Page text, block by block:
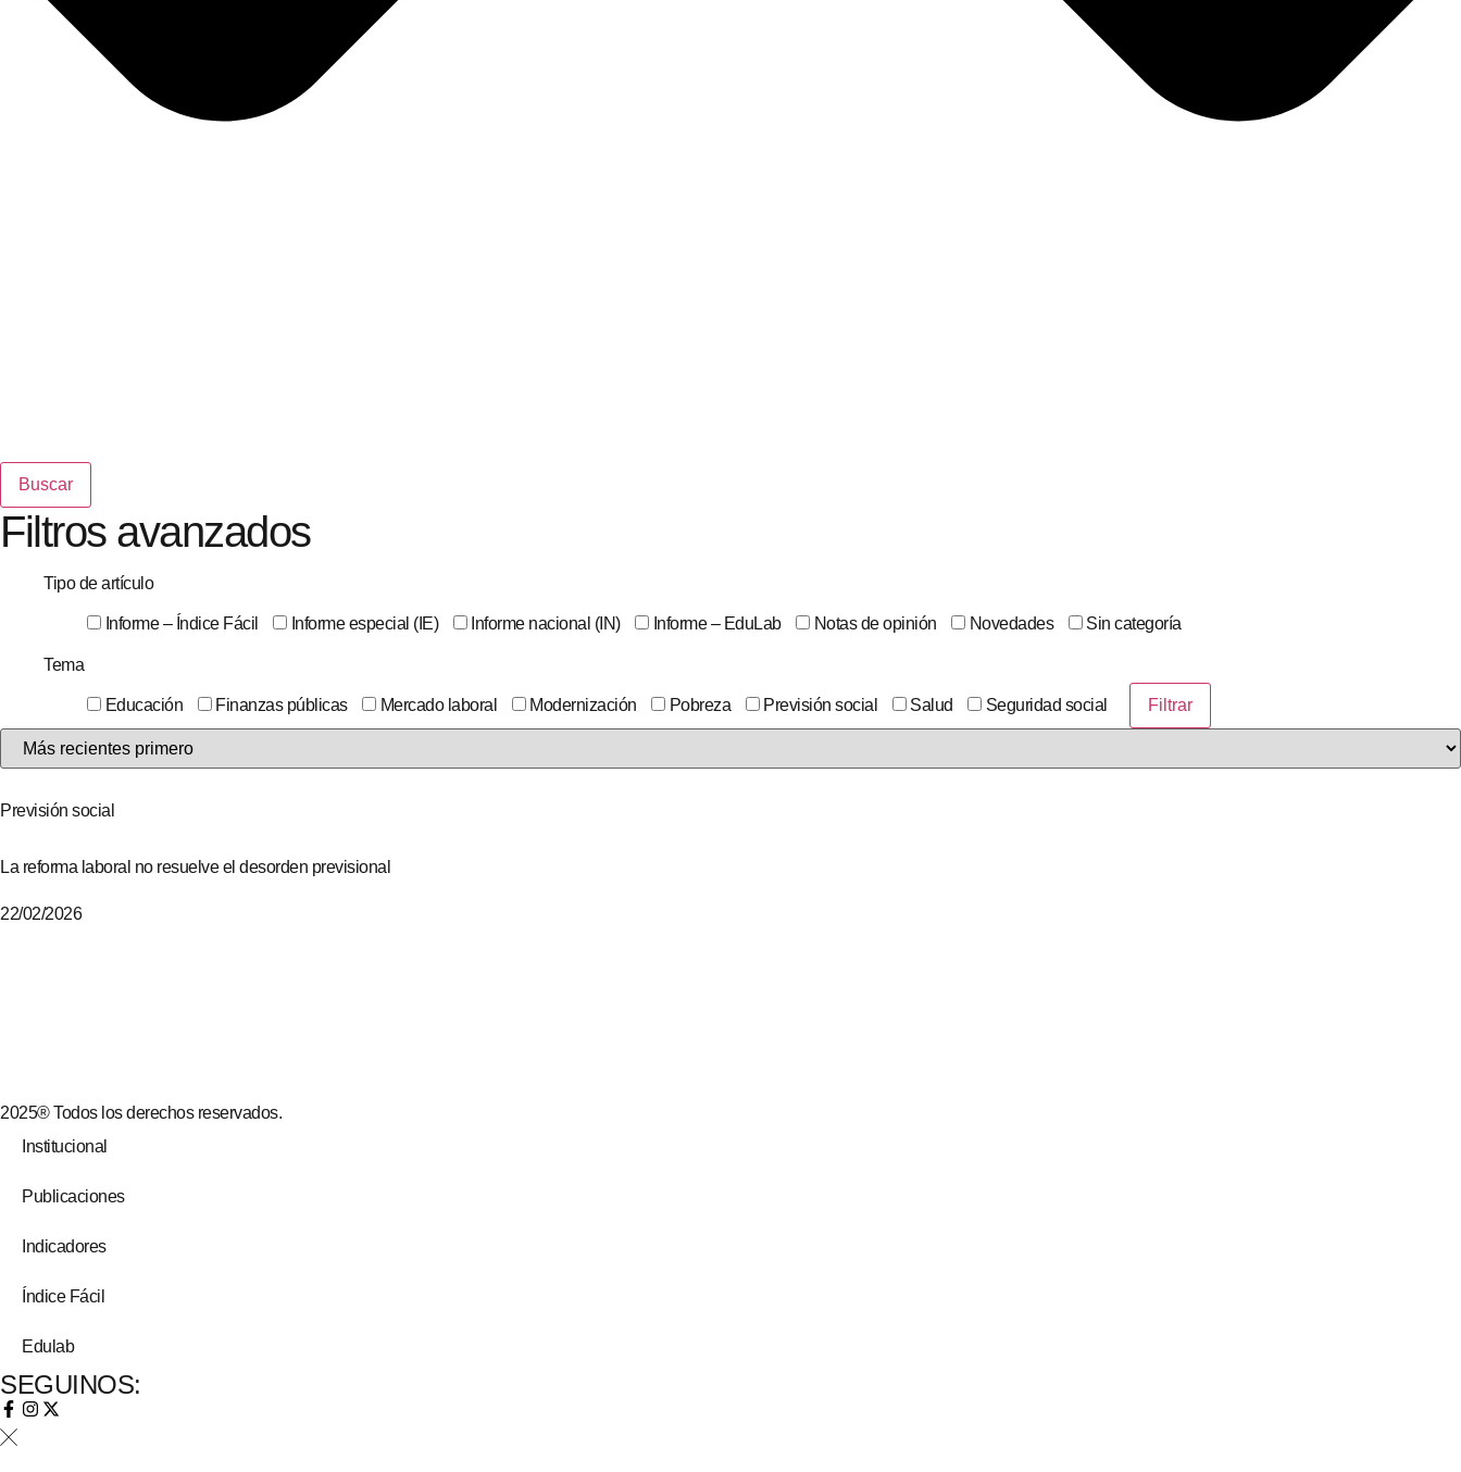
Buscar
Filtros avanzados
Tipo de artículo
Informe – Índice Fácil Informe especial (IE) Informe nacional (IN) Informe – EduLab Notas de opinión Novedades Sin categoría
Tema
Educación Finanzas públicas Mercado laboral Modernización Pobreza Previsión social Salud Seguridad social
Previsión social
La reforma laboral no resuelve el desorden previsional
22/02/2026
2025® Todos los derechos reservados.
Institucional
Publicaciones
Indicadores
Índice Fácil
Edulab
SEGUINOS: